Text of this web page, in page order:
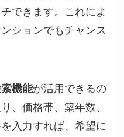
できます。これによ
ションでもチャンス
機能が活用できるの
、価格帯、築年数、
入力すれば、希望に